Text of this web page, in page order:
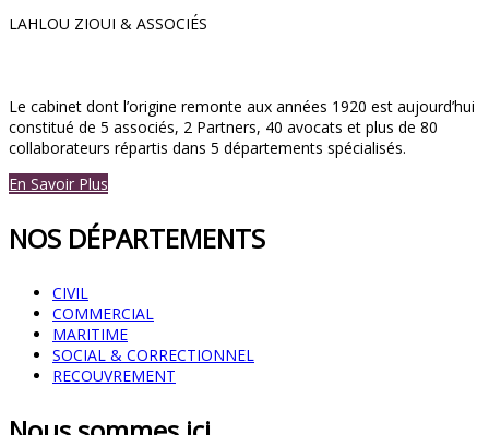
LAHLOU ZIOUI & ASSOCIÉS
Le cabinet dont l’origine remonte aux années 1920 est aujourd’hui
constitué de 5 associés, 2 Partners, 40 avocats et plus de 80
collaborateurs répartis dans 5 départements spécialisés.
En Savoir Plus
NOS DÉPARTEMENTS
CIVIL
COMMERCIAL
MARITIME
SOCIAL & CORRECTIONNEL
RECOUVREMENT